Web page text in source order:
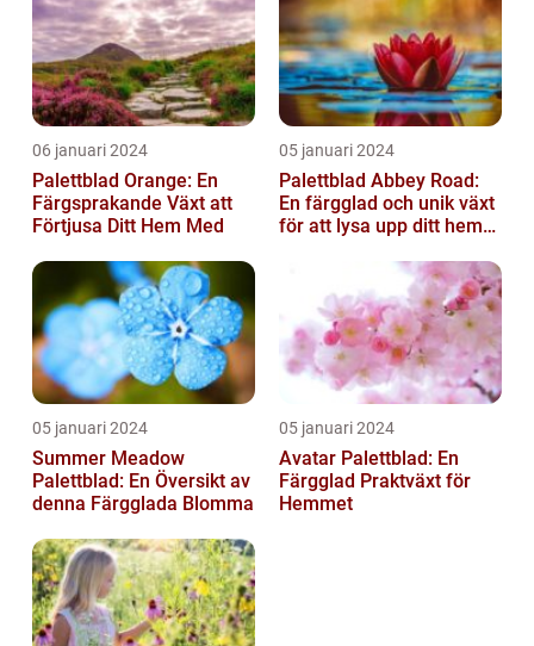
06 januari 2024
Palettblad Orange: En
Färgsprakande Växt att
Förtjusa Ditt Hem Med
05 januari 2024
Palettblad Abbey Road:
En färgglad och unik växt
för att lysa upp ditt hem
05 januari 2024
Summer Meadow
Palettblad: En Översikt av
denna Färgglada Blomma
05 januari 2024
Avatar Palettblad: En
Färgglad Praktväxt för
Hemmet